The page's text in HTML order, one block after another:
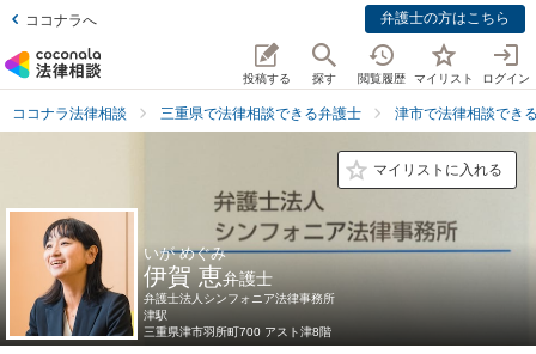
ココナラへ 弁護士の方はこちら
投稿する 探す 閲覧履歴 マイリスト ログイン
ココナラ法律相談 三重県で法律相談できる弁護士 津市で法律相談でき
マイリストに入れる
いが めぐみ
伊賀 恵弁護士
弁護士法人シンフォニア法律事務所
津駅
三重県津市羽所町700 アスト津8階